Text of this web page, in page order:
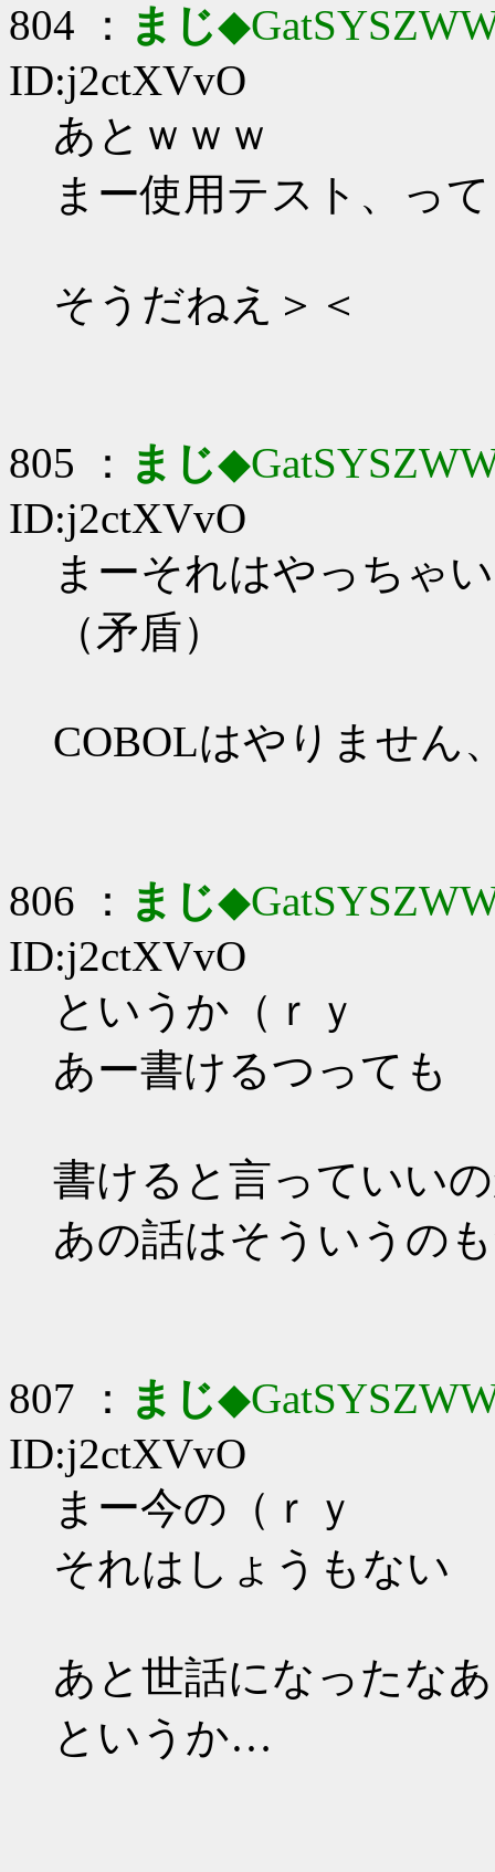
804 ： まじ
ID:j2ctXVvO
あとｗｗｗ
まー使用テスト、って
そうだねえ＞＜
805 ： まじ
ID:j2ctXVvO
まーそれはやっちゃ
（矛盾）
COBOLはやりません
806 ： まじ
ID:j2ctXVvO
というか（ｒｙ
あー書けるつっても
書けると言っていい
あの話はそういうの
807 ： まじ
ID:j2ctXVvO
まー今の（ｒｙ
それはしょうもない
あと世話になったなあ
というか…